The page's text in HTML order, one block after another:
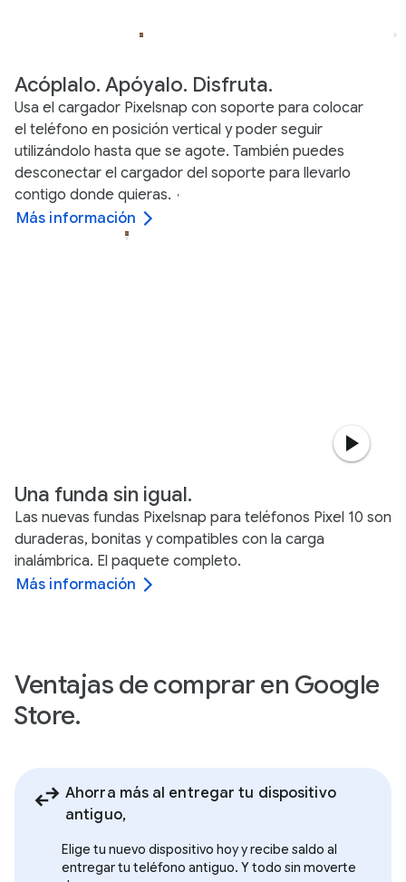
Acóplalo. Apóyalo. Disfruta.
Usa el cargador Pixelsnap con soporte para colocar
el teléfono en posición vertical y poder seguir
utilizándolo hasta que se agote. También puedes
desconectar el cargador del soporte para llevarlo
contigo donde quieras.
,
Más información
Una funda sin igual.
Las nuevas fundas Pixelsnap para teléfonos Pixel 10 son
duraderas, bonitas y compatibles con la carga
inalámbrica. El paquete completo.
Más información
Ventajas de comprar en Google
Store.
Ahorra más al entregar tu dispositivo
antiguo,
Elige tu nuevo dispositivo hoy y recibe saldo al
entregar tu teléfono antiguo. Y todo sin moverte